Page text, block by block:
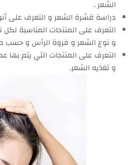
الشعر .
دراسة قشرة الشعر و التعرف على
التعرف على المنتجات المناسبة
و نوع الشعر و فروة الرأس و
التعرف على المنتجات التي يتم
و تغذيه الشعر.